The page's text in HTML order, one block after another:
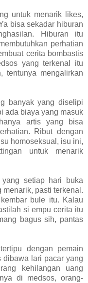
untuk menarik likes,
bisa sekadar hiburan
Hiburan itu
perhatian
cerita bombastis
yang terkenal itu
tentunya mengalirkan
banyak yang diselipi
ada biaya yang masuk
artis yang bisa
Ribut dengan
homoseksual, isu ini,
untuk menarik
setiap hari buka
pasti terkenal.
bule itu. Kalau
si empu cerita itu
bagus sih, pantas
dengan pemain
dibawa lari pacar yang
kehilangan uang
di medsos, orang-